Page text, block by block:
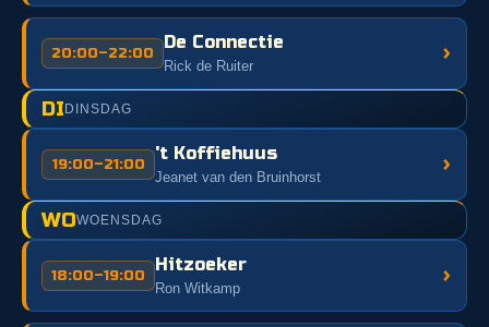
20:00–22:00
De Connectie
Rick de Ruiter
›
DIDINSDAG
19:00–21:00
't Koffiehuus
Jeanet van den Bruinhorst
›
WOWOENSDAG
18:00–19:00
Hitzoeker
Ron Witkamp
›